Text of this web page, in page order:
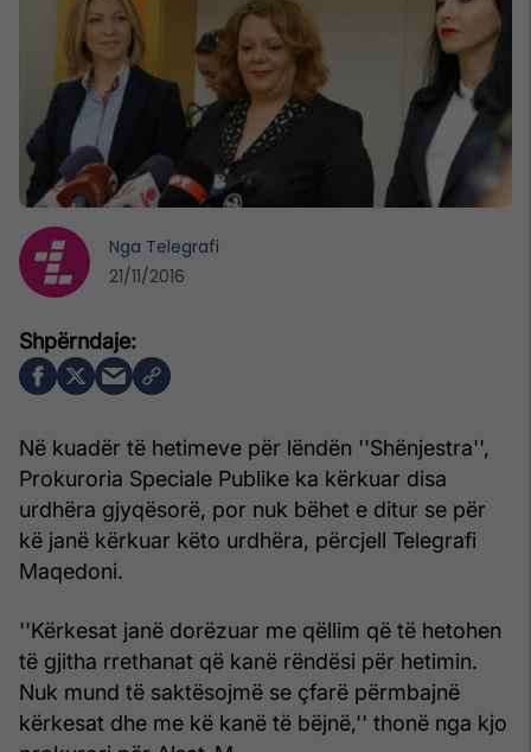
Në kuadër të hetimeve për lëndën ''Shënjestra'',
Prokuroria Speciale Publike ka kërkuar disa
urdhëra gjyqësorë, por nuk bëhet e ditur se për
kë janë kërkuar këto urdhëra, përcjell Telegrafi
Maqedoni.
''Kërkesat janë dorëzuar me qëllim që të hetohen
të gjitha rrethanat që kanë rëndësi për hetimin.
Nuk mund të saktësojmë se çfarë përmbajnë
kërkesat dhe me kë kanë të bëjnë,'' thonë nga kjo
Nga Telegrafi
21/11/2016